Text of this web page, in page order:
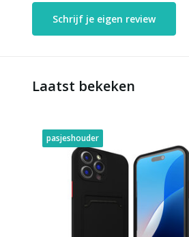
Schrijf je eigen review
Laatst bekeken
pasjeshouder